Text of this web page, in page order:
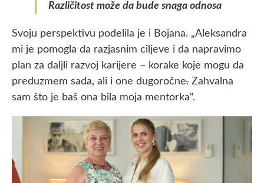
Različitost može da bude snaga odnosa
Svoju perspektivu podelila je i Bojana. „Aleksandra
mi je pomogla da razjasnim ciljeve i da napravimo
plan za daljli razvoj karijere – korake koje mogu da
preduzmem sada, ali i one dugoročne. Zahvalna
sam što je baš ona bila moja mentorka“.